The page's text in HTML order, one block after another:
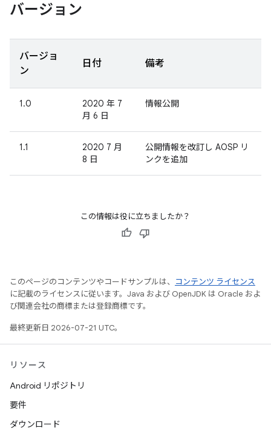
バージョン
バージョ
ン
日付 備考
1.0
2020 年 7
月 6 日
情報公開
1.1
2020 7 月
8 日
公開情報を改訂し AOSP リ
ンクを追加
この情報は役に立ちましたか？
このページのコンテンツやコードサンプルは、
コンテンツ ライセンス
に記載のライセンスに従います。Java および OpenJDK は Oracle およ
び関連会社の商標または登録商標です。
最終更新日 2026-07-21 UTC。
リソース
Android リポジトリ
要件
ダウンロード